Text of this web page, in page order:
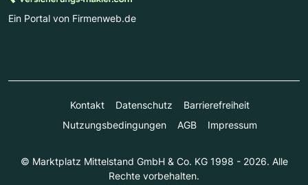
Ein Portal von Firmenweb.de
Kontakt Datenschutz
Barrierefreiheit
Nutzungsbedingungen
AGB Impressum
© Marktplatz Mittelstand GmbH & Co. KG 1998 - 2026. Alle
Rechte vorbehalten.